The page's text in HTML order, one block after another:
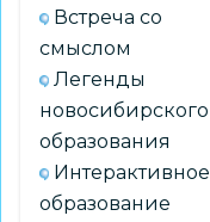
Встреча со
смыслом
Легенды
новосибирского
образования
Интерактивное
образование